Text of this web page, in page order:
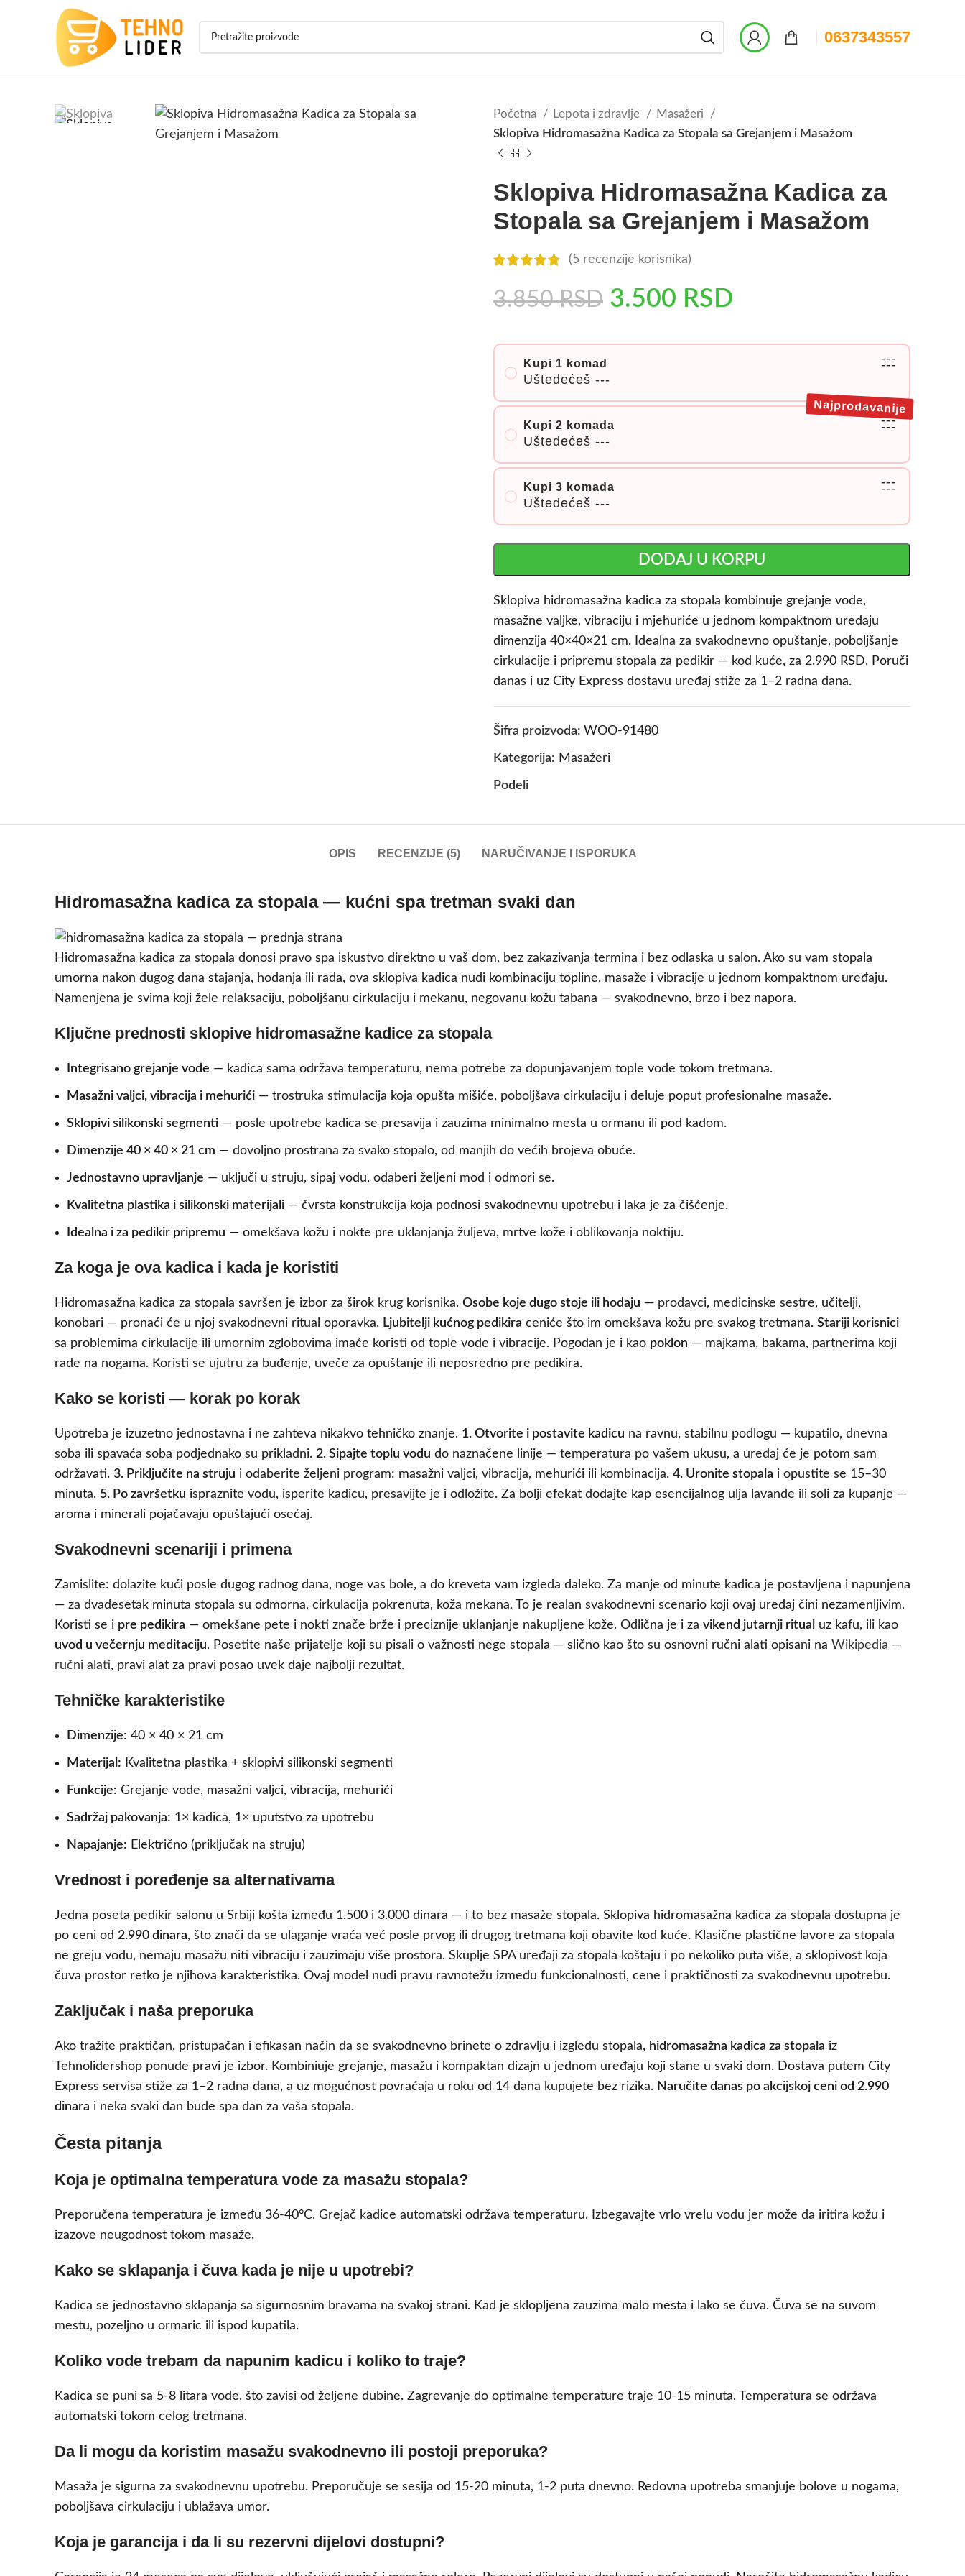
0637343557
Početna Lepota i zdravlje
Masažeri
Sklopiva Hidromasažna Kadica za Stopala sa Grejanjem i Masažom
Sklopiva Hidromasažna Kadica za
Stopala sa Grejanjem i Masažom
(5 recenzije korisnika)
3.850RSD 3.500 RSD
Kupi 1 komad
Uštedećeš ---
---
---
Kupi 2 komada
Uštedećeš ---
---
---
Najprodavanije
Kupi 3 komada
Uštedećeš ---
---
---
DODAJ U KORPU
Sklopiva hidromasažna kadica za stopala kombinuje grejanje vode,
masažne valjke, vibraciju i mjehuriće u jednom kompaktnom uređaju
dimenzija 40×40×21 cm. Idealna za svakodnevno opuštanje, poboljšanje
cirkulacije i pripremu stopala za pedikir — kod kuće, za 2.990 RSD. Poruči
danas i uz City Express dostavu uređaj stiže za 1–2 radna dana.
Šifra proizvoda: WOO-91480
Kategorija: Masažeri
Podeli
OPIS RECENZIJE (5) NARUČIVANJE I ISPORUKA
Hidromasažna kadica za stopala — kućni spa tretman svaki dan
Hidromasažna kadica za stopala donosi pravo spa iskustvo direktno u vaš dom, bez zakazivanja termina i bez odlaska u salon. Ako su vam stopala
umorna nakon dugog dana stajanja, hodanja ili rada, ova sklopiva kadica nudi kombinaciju topline, masaže i vibracije u jednom kompaktnom uređaju.
Namenjena je svima koji žele relaksaciju, poboljšanu cirkulaciju i mekanu, negovanu kožu tabana — svakodnevno, brzo i bez napora.
Ključne prednosti sklopive hidromasažne kadice za stopala
Integrisano grejanje vode — kadica sama održava temperaturu, nema potrebe za dopunjavanjem tople vode tokom tretmana.
Masažni valjci, vibracija i mehurići — trostruka stimulacija koja opušta mišiće, poboljšava cirkulaciju i deluje poput profesionalne masaže.
Sklopivi silikonski segmenti — posle upotrebe kadica se presavija i zauzima minimalno mesta u ormanu ili pod kadom.
Dimenzije 40 × 40 × 21 cm — dovoljno prostrana za svako stopalo, od manjih do većih brojeva obuće.
Jednostavno upravljanje — uključi u struju, sipaj vodu, odaberi željeni mod i odmori se.
Kvalitetna plastika i silikonski materijali — čvrsta konstrukcija koja podnosi svakodnevnu upotrebu i laka je za čišćenje.
Idealna i za pedikir pripremu — omekšava kožu i nokte pre uklanjanja žuljeva, mrtve kože i oblikovanja noktiju.
Za koga je ova kadica i kada je koristiti
Hidromasažna kadica za stopala savršen je izbor za širok krug korisnika. Osobe koje dugo stoje ili hodaju — prodavci, medicinske sestre, učitelji,
konobari — pronaći će u njoj svakodnevni ritual oporavka. Ljubitelji kućnog pedikira ceniće što im omekšava kožu pre svakog tretmana. Stariji korisnici
sa problemima cirkulacije ili umornim zglobovima imaće koristi od tople vode i vibracije. Pogodan je i kao poklon — majkama, bakama, partnerima koji
rade na nogama. Koristi se ujutru za buđenje, uveče za opuštanje ili neposredno pre pedikira.
Kako se koristi — korak po korak
Upotreba je izuzetno jednostavna i ne zahteva nikakvo tehničko znanje. 1. Otvorite i postavite kadicu na ravnu, stabilnu podlogu — kupatilo, dnevna
soba ili spavaća soba podjednako su prikladni. 2. Sipajte toplu vodu do naznačene linije — temperatura po vašem ukusu, a uređaj će je potom sam
održavati. 3. Priključite na struju i odaberite željeni program: masažni valjci, vibracija, mehurići ili kombinacija. 4. Uronite stopala i opustite se 15–30
minuta. 5. Po završetku ispraznite vodu, isperite kadicu, presavijte je i odložite. Za bolji efekat dodajte kap esencijalnog ulja lavande ili soli za kupanje —
aroma i minerali pojačavaju opuštajući osećaj.
Svakodnevni scenariji i primena
Zamislite: dolazite kući posle dugog radnog dana, noge vas bole, a do kreveta vam izgleda daleko. Za manje od minute kadica je postavljena i napunjena
— za dvadesetak minuta stopala su odmorna, cirkulacija pokrenuta, koža mekana. To je realan svakodnevni scenario koji ovaj uređaj čini nezamenljivim.
Koristi se i pre pedikira — omekšane pete i nokti znače brže i preciznije uklanjanje nakupljene kože. Odlična je i za vikend jutarnji ritual
uz kafu, ili kao
uvod u večernju meditaciju. Posetite naše prijatelje koji su pisali o važnosti nege stopala — slično kao što su osnovni ručni alati opisani na Wikipedia —
ručni alati, pravi alat za pravi posao uvek daje najbolji rezultat.
Tehničke karakteristike
Dimenzije: 40 × 40 × 21 cm
Materijal: Kvalitetna plastika + sklopivi silikonski segmenti
Funkcije: Grejanje vode, masažni valjci, vibracija, mehurići
Sadržaj pakovanja: 1× kadica, 1× uputstvo za upotrebu
Napajanje: Električno (priključak na struju)
Vrednost i poređenje sa alternativama
Jedna poseta pedikir salonu u Srbiji košta između 1.500 i 3.000 dinara — i to bez masaže stopala. Sklopiva hidromasažna kadica za stopala dostupna je
po ceni od 2.990 dinara, što znači da se ulaganje vraća već posle prvog ili drugog tretmana koji obavite kod kuće. Klasične plastične lavore za stopala
ne greju vodu, nemaju masažu niti vibraciju i zauzimaju više prostora. Skuplje SPA uređaji za stopala koštaju i po nekoliko puta više, a sklopivost koja
čuva prostor retko je njihova karakteristika. Ovaj model nudi pravu ravnotežu između funkcionalnosti, cene i praktičnosti za svakodnevnu upotrebu.
Zaključak i naša preporuka
Ako tražite praktičan, pristupačan i efikasan način da se svakodnevno brinete o zdravlju i izgledu stopala, hidromasažna kadica za stopala iz
Tehnolidershop ponude pravi je izbor. Kombiniuje grejanje, masažu i kompaktan dizajn u jednom uređaju koji stane u svaki dom. Dostava putem City
Express servisa stiže za 1–2 radna dana, a uz mogućnost povraćaja u roku od 14 dana kupujete bez rizika. Naručite danas po akcijskoj ceni od 2.990
dinara i neka svaki dan bude spa dan za vaša stopala.
Česta pitanja
Koja je optimalna temperatura vode za masažu stopala?
Preporučena temperatura je između 36-40°C. Grejač kadice automatski održava temperaturu. Izbegavajte vrlo vrelu vodu jer može da iritira kožu i
izazove neugodnost tokom masaže.
Kako se sklapanja i čuva kada je nije u upotrebi?
Kadica se jednostavno sklapanja sa sigurnosnim bravama na svakoj strani. Kad je sklopljena zauzima malo mesta i lako se čuva. Čuva se na suvom
mestu, pozeljno u ormaric ili ispod kupatila.
Koliko vode trebam da napunim kadicu i koliko to traje?
Kadica se puni sa 5-8 litara vode, što zavisi od željene dubine. Zagrevanje do optimalne temperature traje 10-15 minuta. Temperatura se održava
automatski tokom celog tretmana.
Da li mogu da koristim masažu svakodnevno ili postoji preporuka?
Masaža je sigurna za svakodnevnu upotrebu. Preporučuje se sesija od 15-20 minuta, 1-2 puta dnevno. Redovna upotreba smanjuje bolove u nogama,
poboljšava cirkulaciju i ublažava umor.
Koja je garancija i da li su rezervni dijelovi dostupni?